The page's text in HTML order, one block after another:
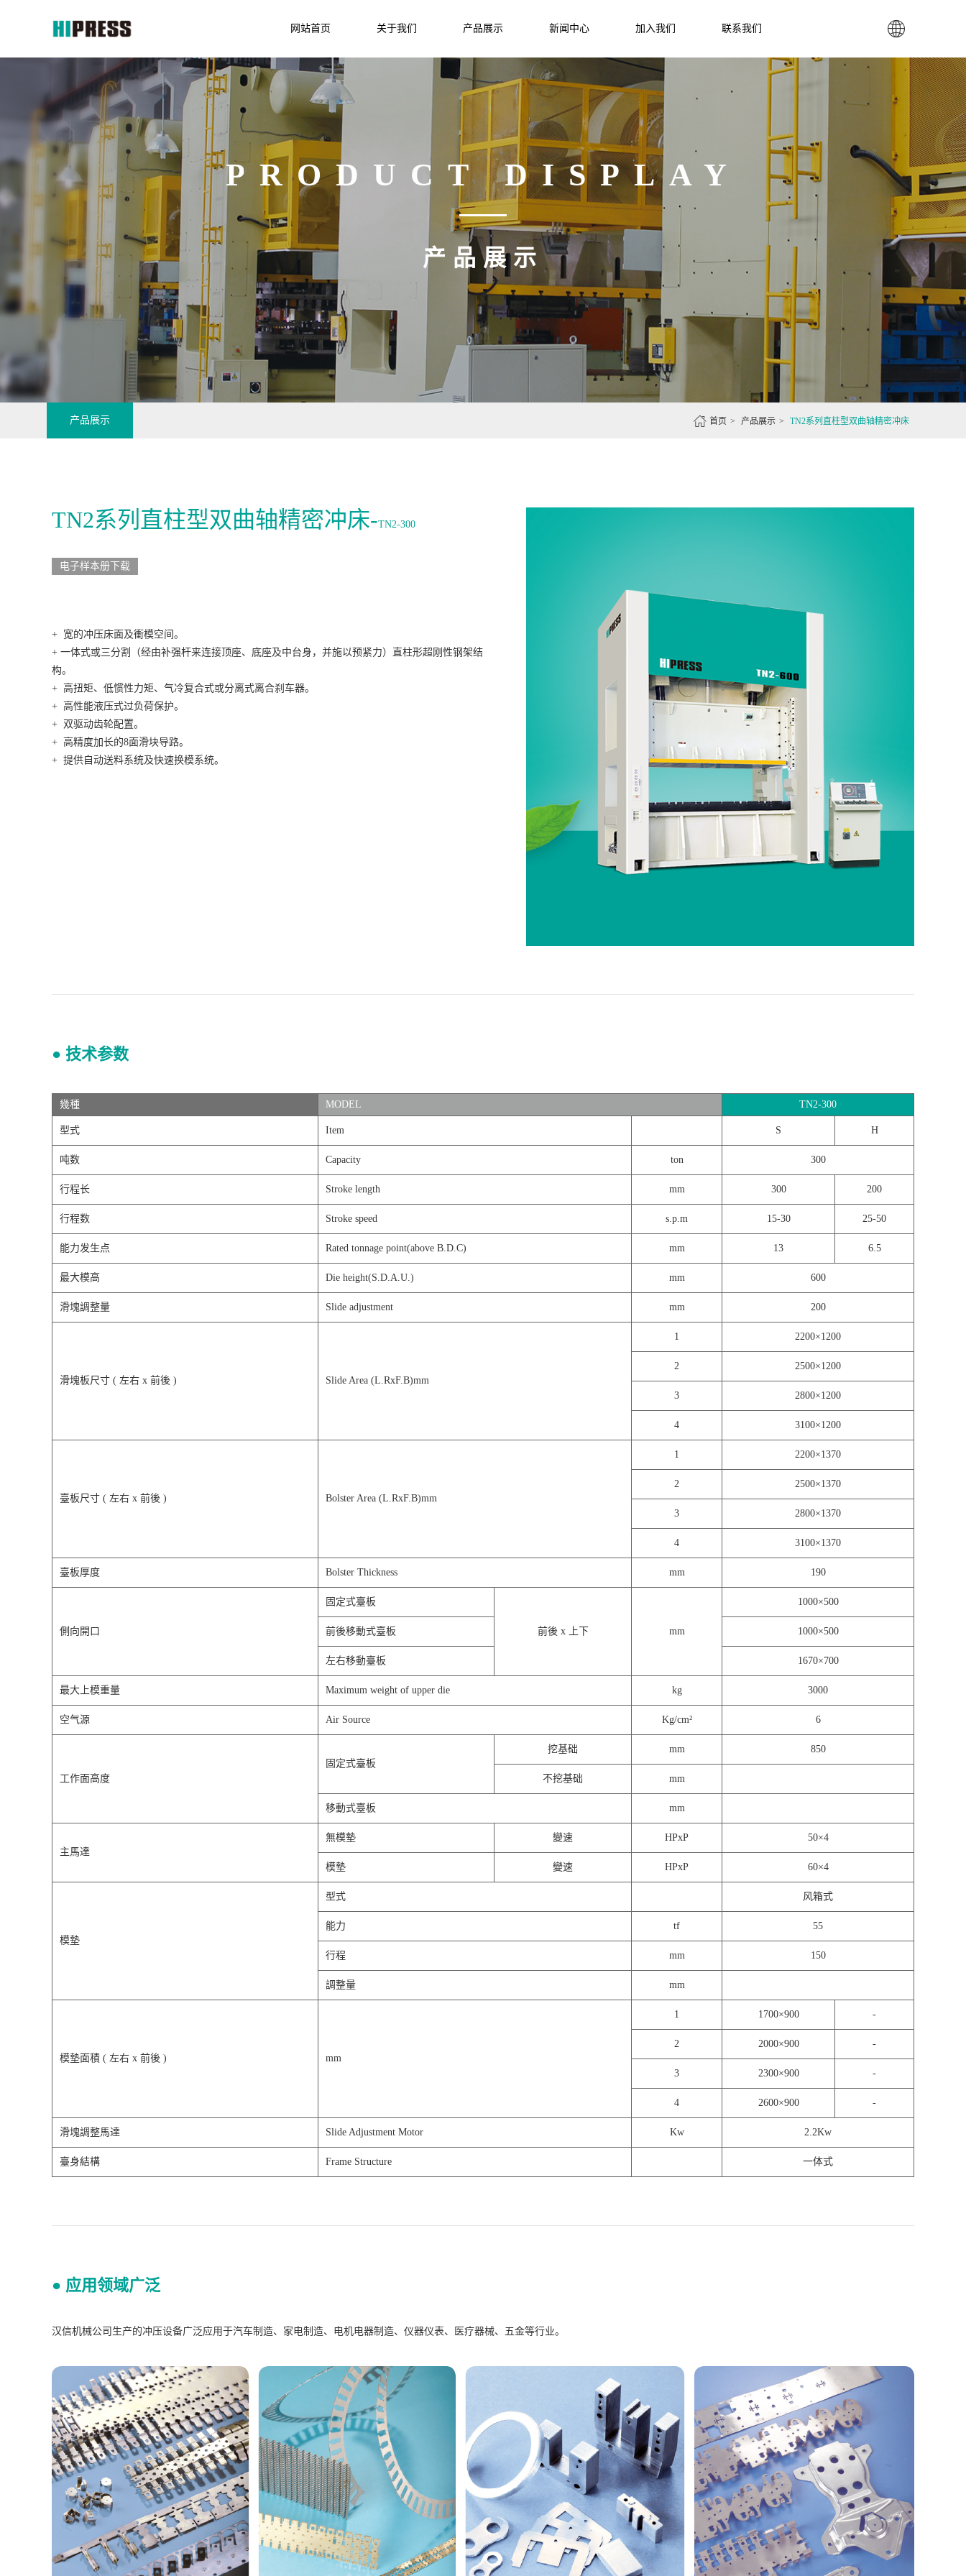
网站首页 关于我们 产品展示 新闻中心 加入我们 联系我们 
PRODUCT DISPLAY
产品展示
产品展示  首页 > 产品展示 > TN2系列直柱型双曲轴精密冲床
TN2系列直柱型双曲轴精密冲床-TN2-300
电子样本册下载
+ 宽的冲压床面及衝模空间。
+ 一体式或三分割（经由补强杆来连接顶座、底座及中台身，并施以预紧力）直柱形超刚性钢架结
构。
+ 高扭矩、低惯性力矩、气冷复合式或分离式离合刹车器。
+ 高性能液压式过负荷保护。
+ 双驱动齿轮配置。
+ 高精度加长的8面滑块导路。
+ 提供自动送料系统及快速换模系统。
● 技术参数
幾種 MODEL TN2-300
型式 Item S H
吨数 Capacity ton 300
行程长 Stroke length mm 300 200
行程数 Stroke speed s.p.m 15-30 25-50
能力发生点 Rated tonnage point(above B.D.C) mm 13 6.5
最大模高 Die height(S.D.A.U.) mm 600
滑塊調整量 Slide adjustment mm 200
滑塊板尺寸 ( 左右 x 前後 ) Slide Area (L.RxF.B)mm
1 2200×1200
2 2500×1200
3 2800×1200
4 3100×1200
臺板尺寸 ( 左右 x 前後 ) Bolster Area (L.RxF.B)mm
1 2200×1370
2 2500×1370
3 2800×1370
4 3100×1370
臺板厚度 Bolster Thickness mm 190
側向開口
固定式臺板
前後 x 上下 mm
1000×500
前後移動式臺板 1000×500
左右移動臺板 1670×700
最大上模重量 Maximum weight of upper die kg 3000
空气源 Air Source Kg/cm² 6
工作面高度
固定式臺板
挖基础 mm 850
不挖基础 mm
移動式臺板 mm
主馬達
無模墊 變速 HPxP 50×4
模墊 變速 HPxP 60×4
模墊
型式 风箱式
能力 tf 55
行程 mm 150
調整量 mm
模墊面積 ( 左右 x 前後 ) mm
1 1700×900 -
2 2000×900 -
3 2300×900 -
4 2600×900 -
滑塊調整馬達 Slide Adjustment Motor Kw 2.2Kw
臺身結構 Frame Structure 一体式
● 应用领域广泛
汉信机械公司生产的冲压设备广泛应用于汽车制造、家电制造、电机电器制造、仪器仪表、医疗器械、五金等行业。